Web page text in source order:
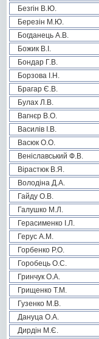
Безгін В.Ю.
Березін М.Ю.
Богданець А.В.
Божик В.І.
Бондар Г.В.
Борзова І.Н.
Брагар Є.В.
Булах Л.В.
Вагнєр В.О.
Василів І.В.
Васюк О.О.
Веніславський Ф.В.
Вірастюк В.Я.
Володіна Д.А.
Гайду О.В.
Галушко М.Л.
Герасименко І.Л.
Герус А.М.
Горбенко Р.О.
Горобець О.С.
Гринчук О.А.
Грищенко Т.М.
Гузенко М.В.
Дануца О.А.
Дирдін М.Є.